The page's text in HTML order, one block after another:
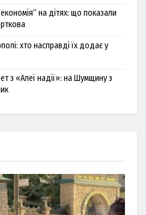
на дітях: що показали
хто насправді їх додає у
з «Алеї надії»: на Шумщину з